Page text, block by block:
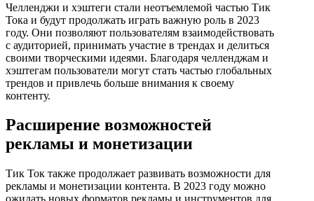
Челленджи и хэштеги стали неотъемлемой частью Тик
Тока и будут продолжать играть важную роль в 2023
году. Они позволяют пользователям взаимодействовать
с аудиторией, принимать участие в трендах и делиться
своими творческими идеями. Благодаря челленджам и
хэштегам пользователи могут стать частью глобальных
трендов и привлечь больше внимания к своему
контенту.
Расширение возможностей
рекламы и монетизации
Тик Ток также продолжает развивать возможности для
рекламы и монетизации контента. В 2023 году можно